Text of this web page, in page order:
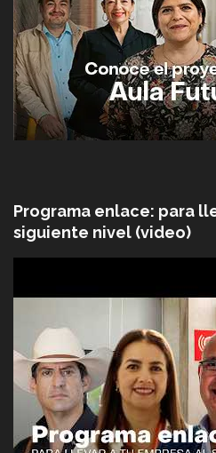
Programa enlace: para
siguiente nivel (video)